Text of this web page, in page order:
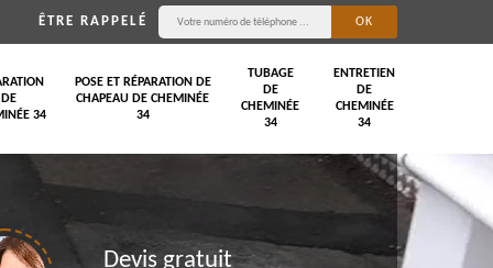
ÊTRE RAPPELÉ
DE
34
POSE ET RÉPARATION DE
CHAPEAU DE CHEMINÉE
34
TUBAGE
DE
CHEMINÉE
34
ENTRETIEN
DE
CHEMINÉE
34
Devis gratuit